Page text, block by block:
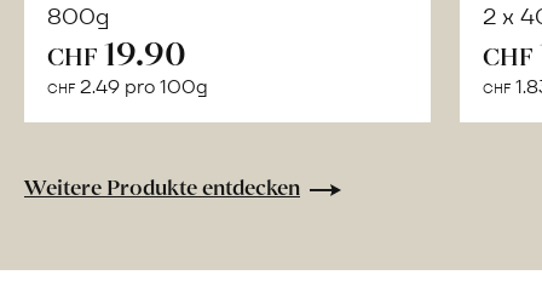
800g
CHF 19.90
CHF 2.49 pro 100g
2 x
CHF
CHF
Weitere Produkte entdecken